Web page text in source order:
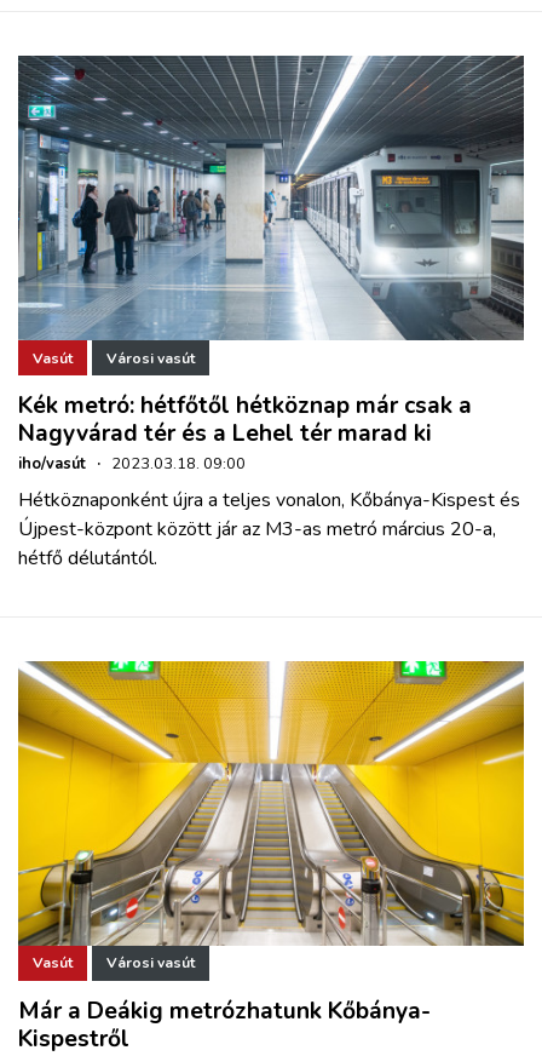
Vasút Városi vasút
Kék metró: hétfőtől hétköznap már csak a
Nagyvárad tér és a Lehel tér marad ki
iho/vasút · 2023.03.18. 09:00
Hétköznaponként újra a teljes vonalon, Kőbánya-Kispest és
Újpest-központ között jár az M3-as metró március 20-a,
hétfő délutántól.
Vasút Városi vasút
Már a Deákig metrózhatunk Kőbánya-
Kispestről